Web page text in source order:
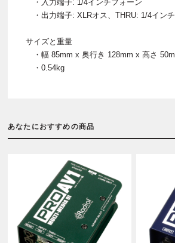
・入力端子: 1/4インチフォーン
・出力端子: XLRオス、THRU: 1/4イン
サイズと重量
・幅 85mm x 奥行き 128mm x 高さ
・0.54kg
あなたにおすすめの商品